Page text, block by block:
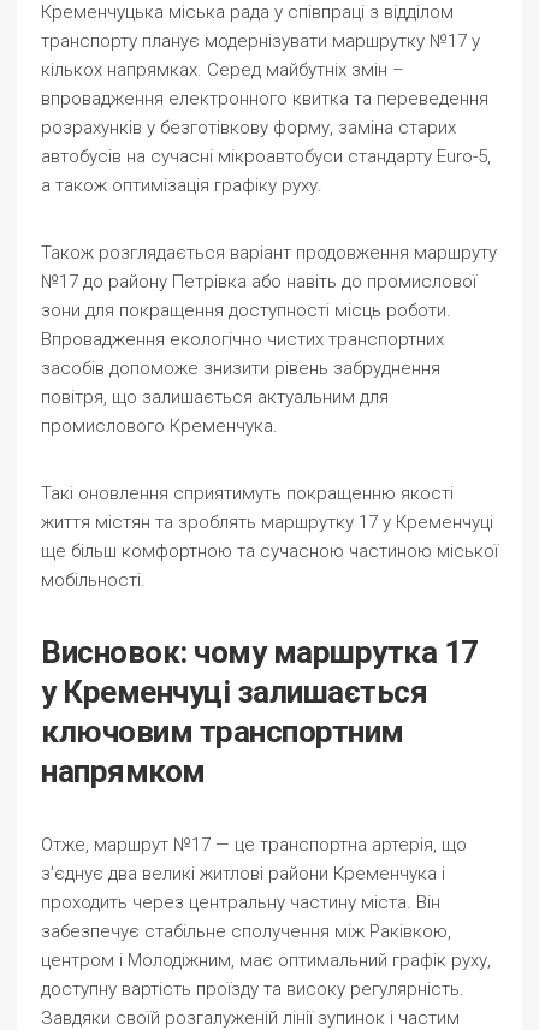
Кременчуцька міська рада у співпраці з відділом
транспорту планує модернізувати маршрутку №17 у
кількох напрямках. Серед майбутніх змін –
впровадження електронного квитка та переведення
розрахунків у безготівкову форму, заміна старих
автобусів на сучасні мікроавтобуси стандарту Euro-5,
а також оптимізація графіку руху.
Також розглядається варіант продовження маршруту
№17 до району Петрівка або навіть до промислової
зони для покращення доступності місць роботи.
Впровадження екологічно чистих транспортних
засобів допоможе знизити рівень забруднення
повітря, що залишається актуальним для
промислового Кременчука.
Такі оновлення сприятимуть покращенню якості
життя містян та зроблять маршрутку 17 у Кременчуці
ще більш комфортною та сучасною частиною міської
мобільності.
Висновок: чому маршрутка 17
у Кременчуці залишається
ключовим транспортним
напрямком
Отже, маршрут №17 — це транспортна артерія, що
з’єднує два великі житлові райони Кременчука і
проходить через центральну частину міста. Він
забезпечує стабільне сполучення між Раківкою,
центром і Молодіжним, має оптимальний графік руху,
доступну вартість проїзду та високу регулярність.
Завдяки своїй розгалуженій лінії зупинок і частим